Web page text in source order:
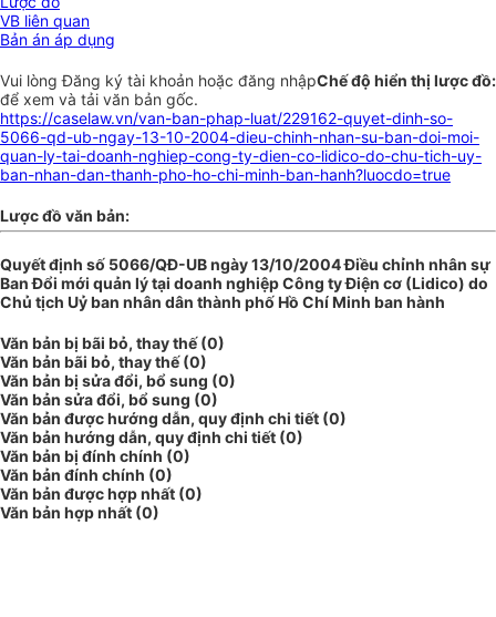
VB liên quan
Bản án áp dụng
Chế độ hiển thị lược đồ:
Vui lòngĐăng ký tài khoản hoặc đăng nhập
để xem và tải văn bản gốc.
https://caselaw.vn/van-ban-phap-luat/229162-quyet-dinh-so-
5066-qd-ub-ngay-13-10-2004-dieu-chinh-nhan-su-ban-doi-moi-
quan-ly-tai-doanh-nghiep-cong-ty-dien-co-lidico-do-chu-tich-uy-
ban-nhan-dan-thanh-pho-ho-chi-minh-ban-hanh?luocdo=true
Lược đồ văn bản:
Quyết định số 5066/QĐ-UB ngày 13/10/2004 Điều chỉnh nhân sự
Ban Đổi mới quản lý tại doanh nghiệp Công ty Điện cơ (Lidico) do
Chủ tịch Uỷ ban nhân dân thành phố Hồ Chí Minh ban hành
Văn bản bị bãi bỏ, thay thế (0)
Văn bản bãi bỏ, thay thế (0)
Văn bản bị sửa đổi, bổ sung (0)
Văn bản sửa đổi, bổ sung (0)
Văn bản được hướng dẫn, quy định chi tiết (0)
Văn bản hướng dẫn, quy định chi tiết (0)
Văn bản bị đính chính (0)
Văn bản đính chính (0)
Văn bản được hợp nhất (0)
Văn bản hợp nhất (0)